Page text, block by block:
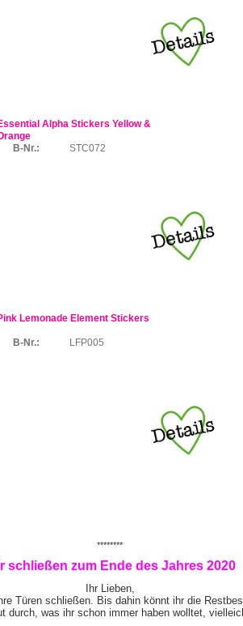
Alpha Stickers Yellow &
B-Nr.:
STC072
Lemonade Element Stickers
B-Nr.: LFP005
********
schließen zum Ende des Jahres 2020
Ihr Lieben,
Türen schließen. Bis dahin könnt ihr die
durch, was ihr schon immer haben wolltet,